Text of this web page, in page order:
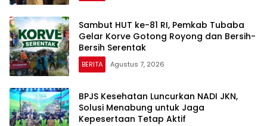
Sambut HUT ke-81 RI, Pemkab Tubaba
Gelar Korve Gotong Royong dan Bersih-
Bersih Serentak
BERITA Agustus 7, 2026
BPJS Kesehatan Luncurkan NADI JKN,
Solusi Menabung untuk Jaga
Kepesertaan Tetap Aktif